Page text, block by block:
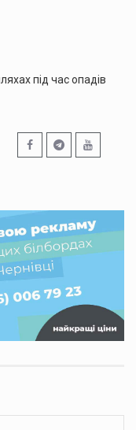
під час опадів